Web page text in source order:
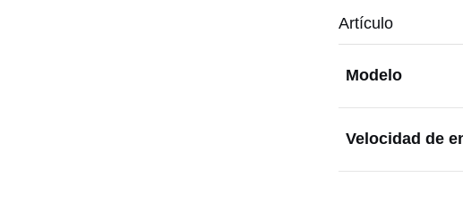
Artículo
Modelo
Velocidad de